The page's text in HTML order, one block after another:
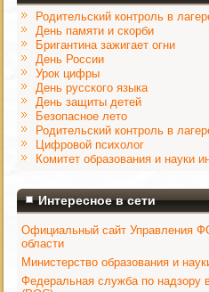
Родительский контроль в
День памяти и скорби
Бригантина зажигает огни
День России
Урок цифры
День русского языка
День защиты детей
Безопасное лето
Родительский контроль в
Цифровой психолог
Комитет образования и науки
Интересное в сети
Официальный сайт Управления
области
Министерство образования и
Федеральная служба по надзору